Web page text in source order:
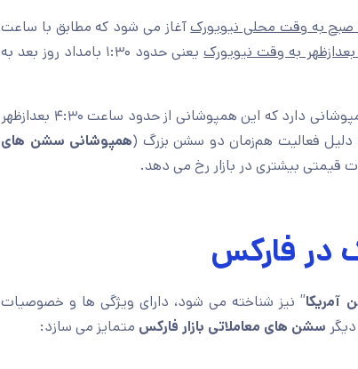
آغاز می شود که مطابق با ساعت
یعنی حدود ۱:۳۰ بامداد روز بعد به
همپوشانی دارد که این همپوشانی از حدود ساعت ۴:۳۰ بعدازظهر
همپوشانی سشن های
قیمتی بیشتری در بازار رخ می دهد.
در فارکس
آمریکا” نیز شناخته می شود، دارای ویژگی ها و خصوصیات
دیگر سشن های معاملاتی بازار فارکس متمایز می سازد: